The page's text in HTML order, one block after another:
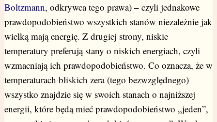
Boltzmann, odkrywca tego prawa) – czyli jednakowe
prawdopodobieństwo wszystkich stanów niezależnie jak
wielką mają energię. Z drugiej strony, niskie
temperatury preferują stany o niskich energiach, czyli
wzmacniają ich prawdopodobieństwo. Co oznacza, że w
temperaturach bliskich zera (tego bezwzględnego)
wszystko znajdzie się w swoich stanach o najniższej
energii, które będą mieć prawdopodobieństwo „jeden”,